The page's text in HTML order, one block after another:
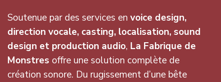
Soutenue par des services en voice design,
direction vocale, casting, localisation, sound
design et production audio, La Fabrique de
Monstres offre une solution complète de
création sonore. Du rugissement d’une bête